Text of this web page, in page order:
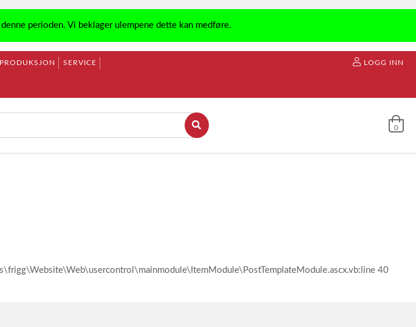
perioden. Vi beklager ulempene dette kan medføre.
SERVICE
LOGG INN
0
40